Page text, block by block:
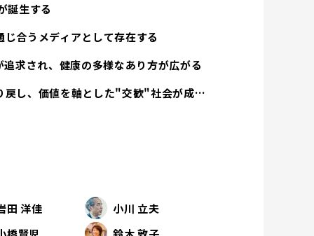
誕生する
合うメディアとして存在する
求され、健康の多様なあり方が広がる
経済活動は人間性を取り戻し、価値を軸とした"交歓"社会が成立する
田 洋佳
小川 立夫